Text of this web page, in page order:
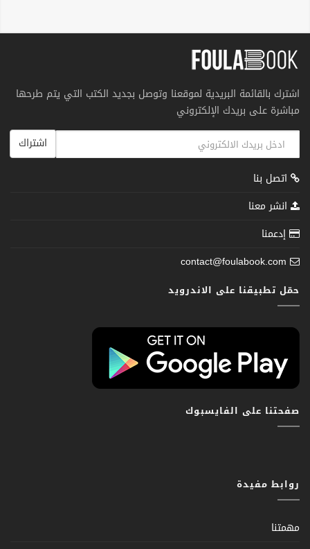
اشترك بالقائمة البريدية لموقعنا وتوصل بجديد الكتب التي يتم طرحها
مباشرة على بريدك الإلكتروني
اشتراك
اتصل بنا
انشر معنا
إدعمنا
contact@foulabook.com
حمّل تطبيقنا على الاندرويد
صفحتنا على الفايسبوك
روابط مفيدة
مهمتنا